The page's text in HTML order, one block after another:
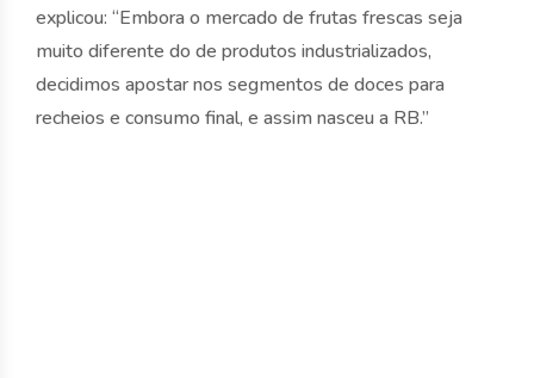
explicou: “Embora o mercado de frutas frescas seja
muito diferente do de produtos industrializados,
decidimos apostar nos segmentos de doces para
recheios e consumo final, e assim nasceu a RB.”